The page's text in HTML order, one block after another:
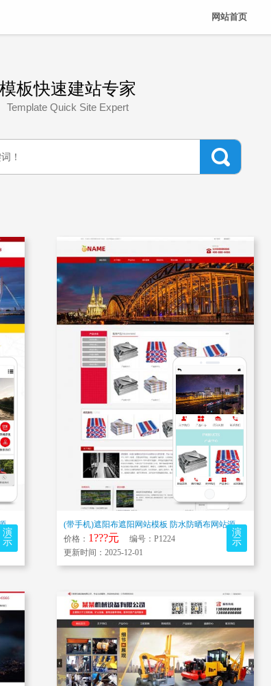
网站首页
模板快速建站专家
Template Quick Site Expert
(带手机)消防培训学校网站模板 培训机构网站源码下载
演
示
(带手机)遮阳布遮阳网站模板 防水防晒布网站源码下载
价格： 1???元
编号：P1224
更新时间：2025-12-01
演
示